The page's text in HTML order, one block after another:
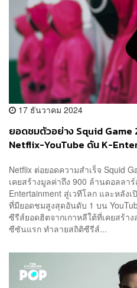
17 ธันวาคม 2024
ยอดชมตัวอย่าง Squid Game
Netflix-YouTube ดัน K-
Netflix ต่อยอดความสำเร็จ Squid
เคยสร้างมูลค่าถึง 900 ล้านดอลลา
Entertainment สู่เวทีโลก และหลัง
ที่มียอดชมสูงสุดอันดับ 1 บน
ซีรีส์ยอดฮิตจากเกาหลีใต้ที่เคยสร้า
ซีซันแรก ทำลายสถิติซีรีส์...